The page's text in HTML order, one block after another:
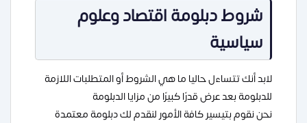
شروط دبلومة اقتصاد وعلوم
سياسية
لابد أنك تتساءل حاليا ما هي الشروط أو المتطلبات اللازمة
للدبلومة بعد عرض قدرًا كبيرًا من مزايا الدبلومة
نحن نقوم بتيسير كافة الأمور لنقدم لك دبلومة معتمدة